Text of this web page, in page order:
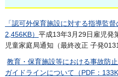
「認可外保育施設に対する指導監
2,456KB） 平成13年3月29日雇児発
児童家庭局通知（最終改正 子発
教育・保育施設等における事故防
ガイドラインについて（PDF：